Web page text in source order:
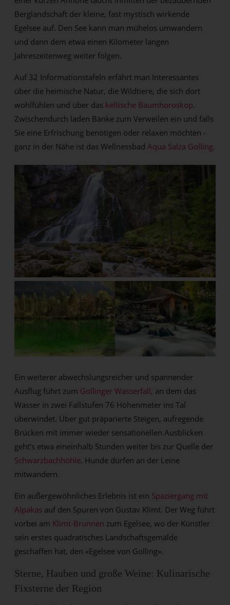
Berglandschaft der kleine, fast mystisch wirkende
Egelsee auf. Den See kann man mühelos umwandern
und dann dem etwa einen Kilometer langen
Jahreszeitenweg weiter folgen.
Auf 32 Informationstafeln erfährt man Interessantes
über die heimische Natur, die Wildtiere, die sich dort
wohlfühlen und über das keltische Baumhoroskop.
Zwischendurch laden Bänke zum Verweilen ein und falls
Sie eine Erfrischung benötigen oder relaxen möchten -
ganz in der Nähe ist das Wellnessbad Aqua Salza Golling.
Ein weiterer abwechslungsreicher und spannender
Ausflug führt zum Gollinger Wasserfall, an dem das
Wasser in zwei Fallstufen 76 Höhenmeter ins Tal
überwindet. Über gut präparierte Steigen, aufregende
Brücken mit immer wieder sensationellen Ausblicken
geht’s etwa eineinhalb Stunden weiter bis zur Quelle der
Schwarzbachhöhle. Hunde dürfen an der Leine
mitwandern.
Ein außergewöhnliches Erlebnis ist ein Spaziergang mit
Alpakas auf den Spuren von Gustav Klimt. Der Weg führt
vorbei am Klimt-Brunnen zum Egelsee, wo der Künstler
sein erstes quadratisches Landschaftsgemälde
geschaffen hat, den «Egelsee von Golling».
Sterne, Hauben und große Weine: Kulinarische
Fixsterne der Region